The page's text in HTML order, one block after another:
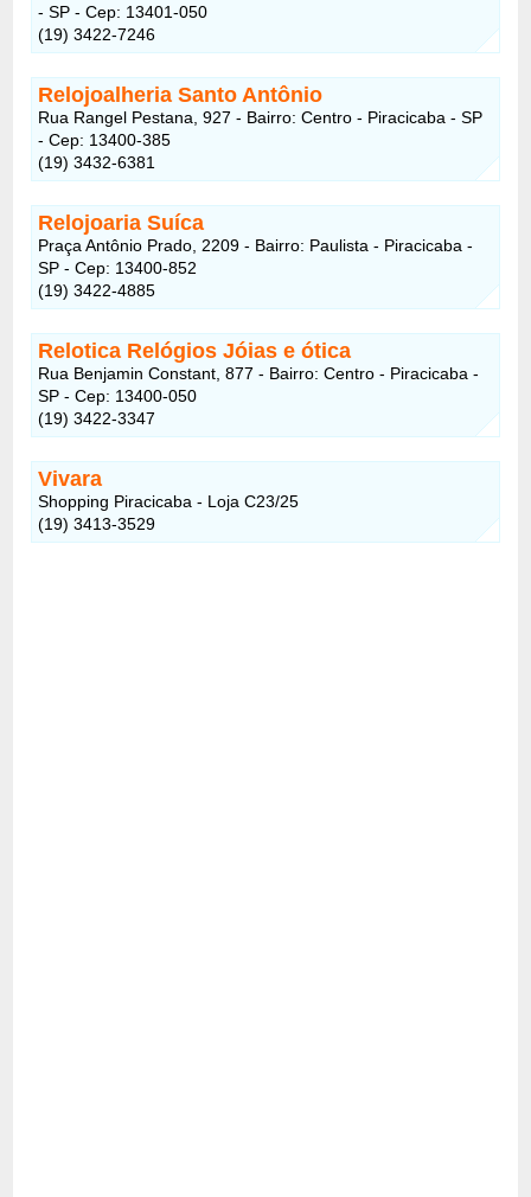
- SP - Cep: 13401-050
(19) 3422-7246
Relojoalheria Santo Antônio
Rua Rangel Pestana, 927 - Bairro: Centro - Piracicaba - SP
- Cep: 13400-385
(19) 3432-6381
Relojoaria Suíca
Praça Antônio Prado, 2209 - Bairro: Paulista - Piracicaba -
SP - Cep: 13400-852
(19) 3422-4885
Relotica Relógios Jóias e ótica
Rua Benjamin Constant, 877 - Bairro: Centro - Piracicaba -
SP - Cep: 13400-050
(19) 3422-3347
Vivara
Shopping Piracicaba - Loja C23/25
(19) 3413-3529